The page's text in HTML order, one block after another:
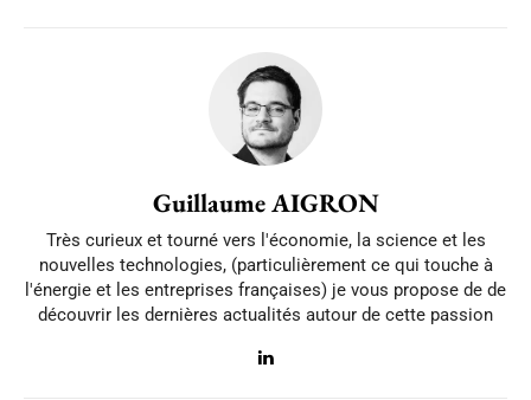
Guillaume AIGRON
Très curieux et tourné vers l'économie, la science et les
nouvelles technologies, (particulièrement ce qui touche à
l'énergie et les entreprises françaises) je vous propose de de
découvrir les dernières actualités autour de cette passion